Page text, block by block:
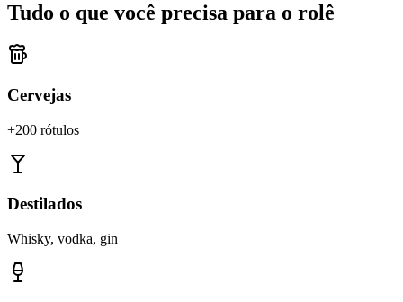
Tudo o que você precisa para o rolê
Cervejas
+200 rótulos
Destilados
Whisky, vodka, gin